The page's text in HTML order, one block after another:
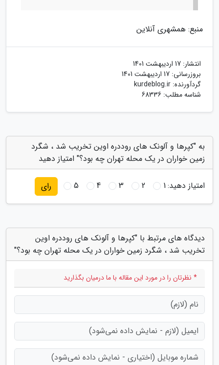
منبع: همشهری آنلاین
انتشار: 17 اردیبهشت 1401
بروزرسانی: 17 اردیبهشت 1401
گردآورنده: kurdeblog.ir
شناسه مطلب: 68336
به "کپرها و آلونک های روددره اوین تخریب شد ، شگرد
زمین خواران در یک محله تهران چه بود؟" امتیاز دهید
امتیاز دهید:1
2
3
4
5 رای
دیدگاه های مرتبط با "کپرها و آلونک های روددره اوین
تخریب شد ، شگرد زمین خواران در یک محله تهران چه بود؟"
* نظرتان را در مورد این مقاله با ما درمیان بگذارید